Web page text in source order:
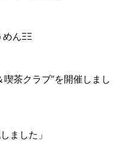
めんΞΞ
茶クラブ”を開催しまし
ました」